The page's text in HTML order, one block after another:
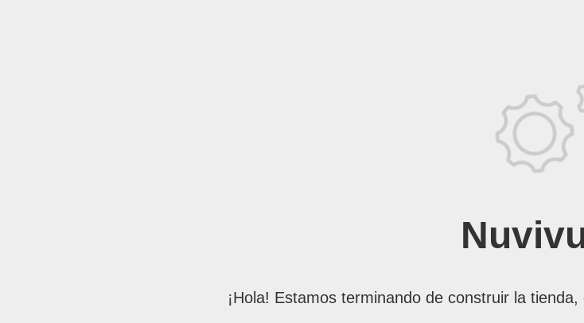
¡Hola! Estamos terminando de construir la